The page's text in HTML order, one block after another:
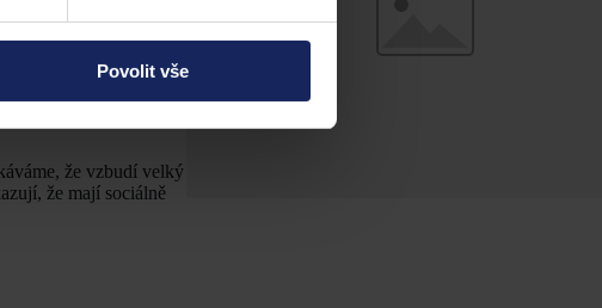
Povolit vše
energetického
společenství budou
měsících škola
že vzbudí velký
že mají sociálně